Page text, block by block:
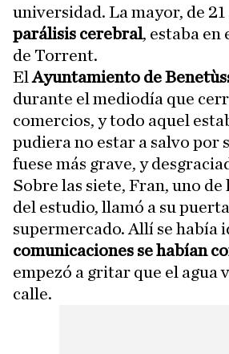
universidad. La mayor, de 21
parálisis cerebral, estaba en
de Torrent.
ElAyuntamiento de
durante el mediodía que
comercios, y todo aquel
pudiera no estar a salvo por
fuese más grave, y
Sobre las siete, Fran, uno de
del estudio, llamó a su
supermercado. Allí se había
comunicaciones se habían
empezó a gritar que el agua
calle.